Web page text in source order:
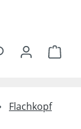
Flachkopf